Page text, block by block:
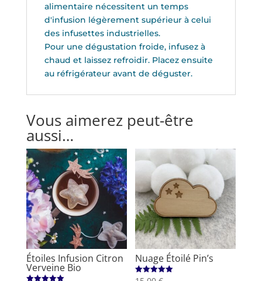
alimentaire nécessitent un temps
d'infusion légèrement supérieur à celui
des infusettes industrielles.
Pour une dégustation froide, infusez à
chaud et laissez refroidir. Placez ensuite
au réfrigérateur avant de déguster.
Vous aimerez peut-être
aussi…
Étoiles Infusion Citron
Verveine Bio
Nuage Étoilé Pin’s
Note